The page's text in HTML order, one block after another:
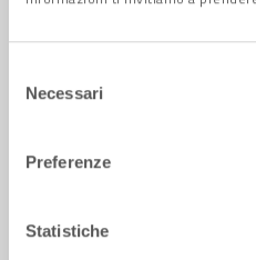
delNecessari
Preferenze
Statistiche